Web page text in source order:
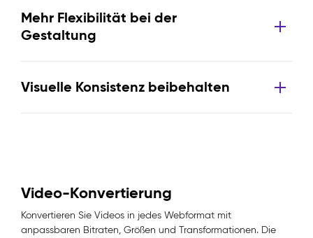
Mehr Flexibilität bei der
Gestaltung
Visuelle Konsistenz beibehalten
Video-Konvertierung
Konvertieren Sie Videos in jedes Webformat mit
anpassbaren Bitraten, Größen und Transformationen. Die